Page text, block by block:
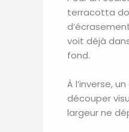
terracotta
voit déjà
fond.
À l’inverse,
découper
largeur ne